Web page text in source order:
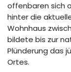
offenbaren sich
hinter die
Wohnhaus
bildete bis zur
Plünderung das
Ortes.